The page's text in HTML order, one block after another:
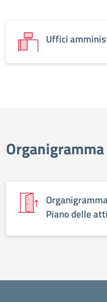
Uffici
Organigramma
Piano delle